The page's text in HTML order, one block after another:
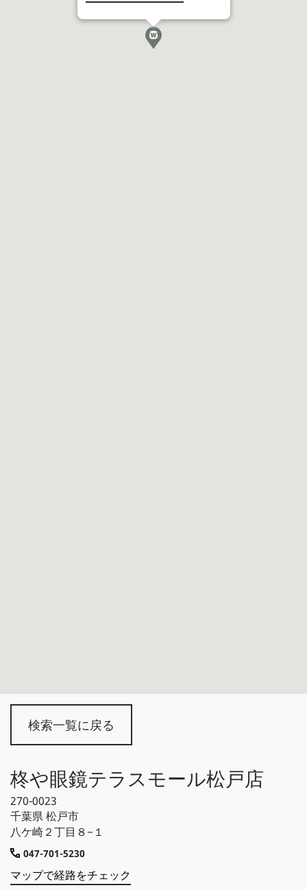
検索一覧に戻る
柊や眼鏡テラスモール松戸店
270-0023
千葉県松戸市
八ケ崎２丁目８−１
047-701-5230
マップで経路をチェック